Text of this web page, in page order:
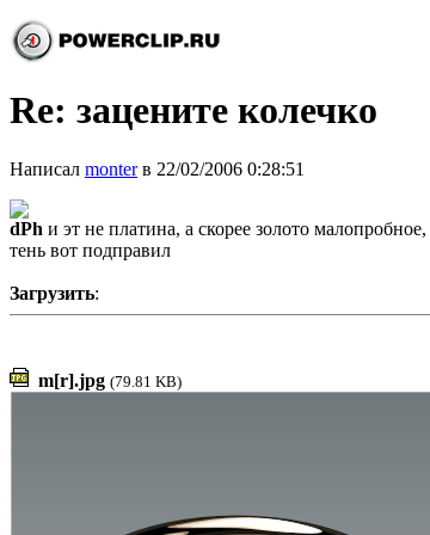
Re: зацените колечко
Написал monterв 22/02/2006 0:28:51
dPh и эт не платина, а скорее золото
тень вот подправил
Загрузить:
m[r].jpg (79.81 KB)